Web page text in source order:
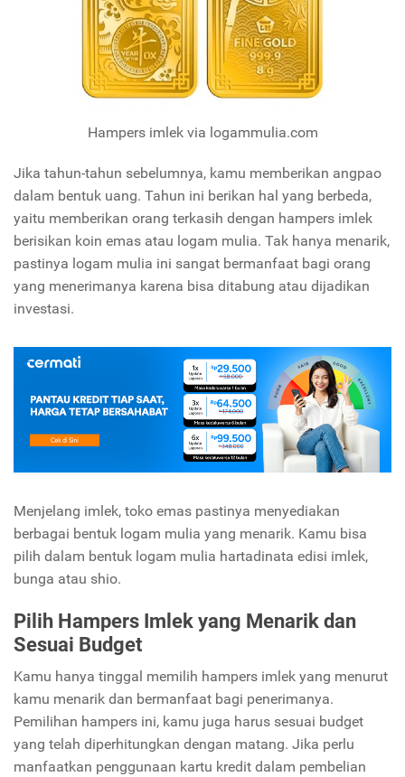
Hampers imlek via logammulia.com
Jika tahun-tahun sebelumnya, kamu memberikan angpao
dalam bentuk uang. Tahun ini berikan hal yang berbeda,
yaitu memberikan orang terkasih dengan hampers imlek
berisikan koin emas atau logam mulia. Tak hanya menarik,
pastinya logam mulia ini sangat bermanfaat bagi orang
yang menerimanya karena bisa ditabung atau dijadikan
investasi.
Menjelang imlek, toko emas pastinya menyediakan
berbagai bentuk logam mulia yang menarik. Kamu bisa
pilih dalam bentuk logam mulia hartadinata edisi imlek,
bunga atau shio.
Pilih Hampers Imlek yang Menarik dan
Sesuai Budget
Kamu hanya tinggal memilih hampers imlek yang menurut
kamu menarik dan bermanfaat bagi penerimanya.
Pemilihan hampers ini, kamu juga harus sesuai budget
yang telah diperhitungkan dengan matang. Jika perlu
manfaatkan penggunaan kartu kredit dalam pembelian